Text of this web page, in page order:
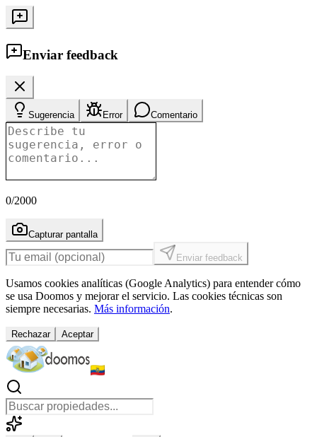
Enviar feedback
Sugerencia Error Comentario
0/2000
Capturar pantalla
Enviar feedback
Usamos cookies analíticas (Google Analytics) para entender cómo
se usa Doomos y mejorar el servicio. Las cookies técnicas son
siempre necesarias. Más información.
Rechazar Aceptar